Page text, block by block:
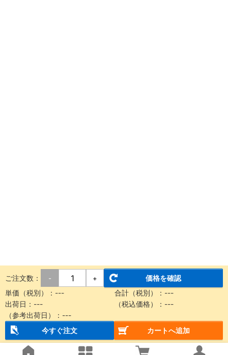
ご注文数： - +
価格を確認
単価（税別）： --- 合計（税別）： ---
出荷日： --- （税込価格）： ---
（参考出荷日）： ---
今すぐ注文
カートへ追加